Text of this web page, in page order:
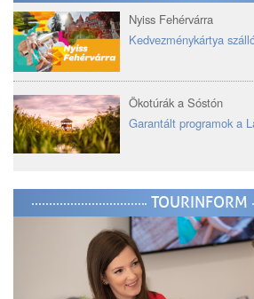
Nyiss Fehérvárra
Kedvezménykártya
Ökotúrák a Sóstón
Garantált programok a
TOURINFORM